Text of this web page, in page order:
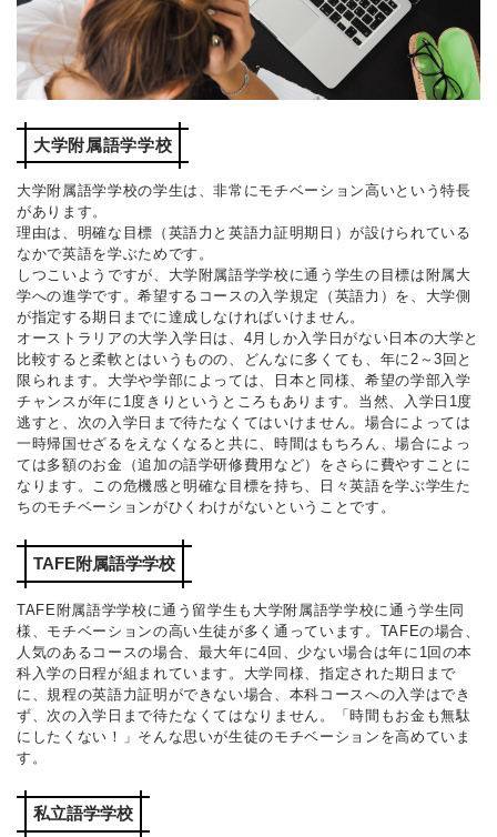
大学附属語学学校
大学附属語学学校の学生は、非常にモチベーション高いという特長
があります。
理由は、明確な目標（英語力と英語力証明期日）が設けられている
なかで英語を学ぶためです。
しつこいようですが、大学附属語学学校に通う学生の目標は附属大
学への進学です。希望するコースの入学規定（英語力）を、大学側
が指定する期日までに達成しなければいけません。
オーストラリアの大学入学日は、4月しか入学日がない日本の大学と
比較すると柔軟とはいうものの、どんなに多くても、年に2～3回と
限られます。大学や学部によっては、日本と同様、希望の学部入学
チャンスが年に1度きりというところもあります。当然、入学日1度
逃すと、次の入学日まで待たなくてはいけません。場合によっては
一時帰国せざるをえなくなると共に、時間はもちろん、場合によっ
ては多額のお金（追加の語学研修費用など）をさらに費やすことに
なります。この危機感と明確な目標を持ち、日々英語を学ぶ学生た
ちのモチベーションがひくわけがないということです。
TAFE附属語学学校
TAFE附属語学学校に通う留学生も大学附属語学学校に通う学生同
様、モチベーションの高い生徒が多く通っています。TAFEの場合、
人気のあるコースの場合、最大年に4回、少ない場合は年に1回の本
科入学の日程が組まれています。大学同様、指定された期日まで
に、規程の英語力証明ができない場合、本科コースへの入学はでき
ず、次の入学日まで待たなくてはなりません。「時間もお金も無駄
にしたくない！」そんな思いが生徒のモチベーションを高めていま
す。
私立語学学校